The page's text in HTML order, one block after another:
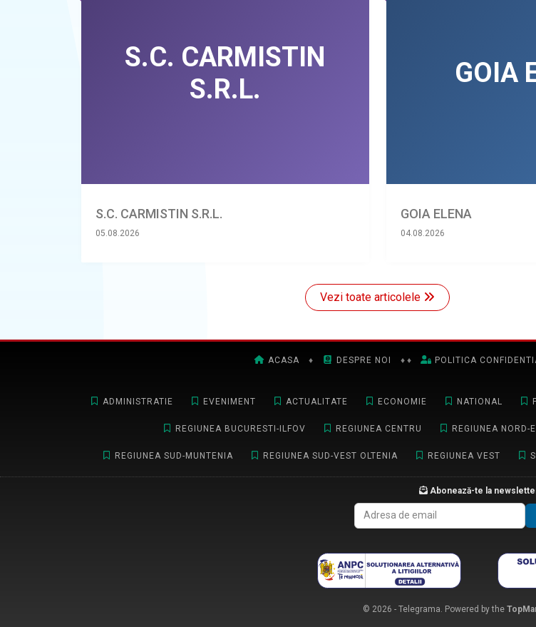
S.C. CARMISTIN S.R.L.
05.08.2026
GOIA ELENA
04.08.2026
Vezi toate articolele
ACASA ♦ DESPRE NOI ♦ ♦ POLITICA
ADMINISTRATIE EVENIMENT ACTUALITATE ECONOMIE NATIONAL
REGIUNEA BUCURESTI-ILFOV REGIUNEA CENTRU REGIUNEA NORD-
REGIUNEA SUD-MUNTENIA REGIUNEA SUD-VEST OLTENIA REGIUNEA VEST
Abonează-te la
© 2026 - Telegrama. Powered by the